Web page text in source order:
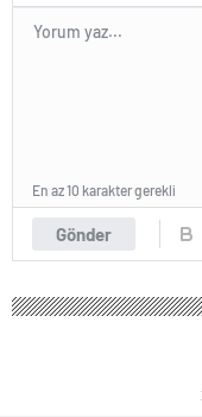
Gönder
En az 10 karakter gerekli